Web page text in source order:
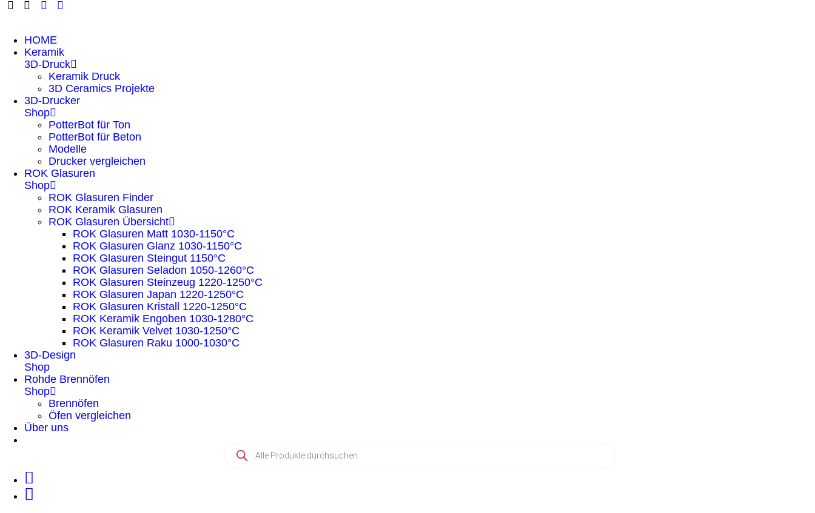
HOME
Keramik
3D-Druck
Keramik Druck
3D Ceramics Projekte
3D-Drucker
Shop
PotterBot für Ton
PotterBot für Beton
Modelle
Drucker vergleichen
ROK Glasuren
Shop
ROK Glasuren Finder
ROK Keramik Glasuren
ROK Glasuren Übersicht
ROK Glasuren Matt 1030-1150°C
ROK Glasuren Glanz 1030-1150°C
ROK Glasuren Steingut 1150°C
ROK Glasuren Seladon 1050-1260°C
ROK Glasuren Steinzeug 1220-1250°C
ROK Glasuren Japan 1220-1250°C
ROK Glasuren Kristall 1220-1250°C
ROK Keramik Engoben 1030-1280°C
ROK Keramik Velvet 1030-1250°C
ROK Glasuren Raku 1000-1030°C
3D-Design
Shop
Rohde Brennöfen
Shop
Brennöfen
Öfen vergleichen
Über uns